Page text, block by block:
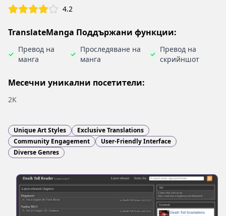
4.2
TranslateManga Поддържани функции:
Превод на
манга
Проследяване на
манга
Превод на
скрийншот
Месечни уникални посетители:
2K
Unique Art Styles
Exclusive Translations
Community Engagement
User-Friendly Interface
Diverse Genres